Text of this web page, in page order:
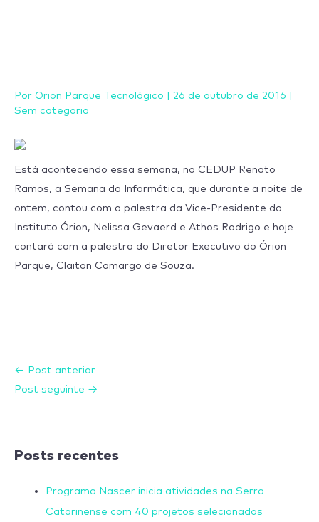
Por Orion Parque Tecnológico | 26 de outubro de 2016 |
Sem categoria
Está acontecendo essa semana, no CEDUP Renato
Ramos, a Semana da Informática, que durante a noite de
ontem, contou com a palestra da Vice-Presidente do
Instituto Órion, Nelissa Gevaerd e Athos Rodrigo e hoje
contará com a palestra do Diretor Executivo do Órion
Parque, Claiton Camargo de Souza.
← Post anterior
Post seguinte →
Posts recentes
Programa Nascer inicia atividades na Serra
Catarinense com 40 projetos selecionados